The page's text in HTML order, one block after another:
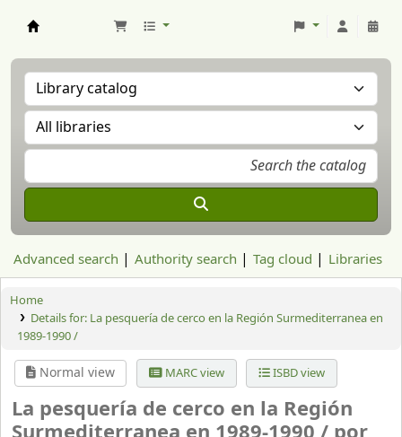
Advanced search Authority search Tag cloud Libraries
Home
Details for: La pesquería de cerco en la Región Surmediterranea en
1989-1990 /
Normal view MARC view ISBD view
La pesquería de cerco en la Región